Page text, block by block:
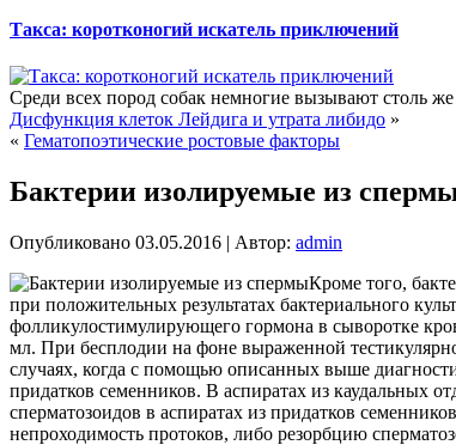
Такса: коротконогий искатель приключений
Среди всех пород собак немногие вызывают столь
Дисфункция клеток Лейдига и утрата либидо »
« Гематопоэтические ростовые факторы
Бактерии изолируемые из
Опубликовано 03.05.2016 | Автор: admin
Кроме того,
при положительных результатах бактериального
фолликулостимулирующего гормона в сыворотке
мл. При бесплодии на фоне выраженной
случаях, когда с помощью описанных выше
придатков семенников. В аспиратах из каудальных
сперматозоидов в аспиратах из придатков
непроходимость протоков, либо резорбцию